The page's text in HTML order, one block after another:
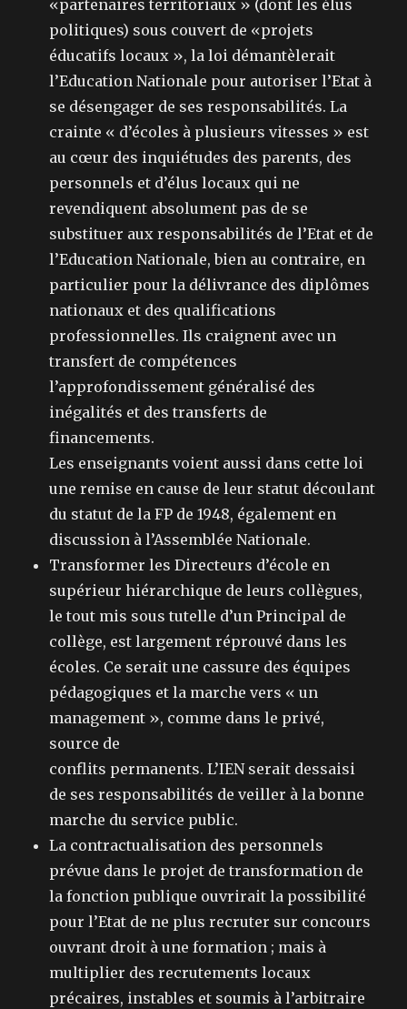
«partenaires territoriaux » (dont les élus
politiques) sous couvert de «projets
éducatifs locaux », la loi démantèlerait
l’Education Nationale pour autoriser l’Etat à
se désengager de ses responsabilités. La
crainte « d’écoles à plusieurs vitesses » est
au cœur des inquiétudes des parents, des
personnels et d’élus locaux qui ne
revendiquent absolument pas de se
substituer aux responsabilités de l’Etat et de
l’Education Nationale, bien au contraire, en
particulier pour la délivrance des diplômes
nationaux et des qualifications
professionnelles. Ils craignent avec un
transfert de compétences
l’approfondissement généralisé des
inégalités et des transferts de
financements.
Les enseignants voient aussi dans cette loi
une remise en cause de leur statut découlant
du statut de la FP de 1948, également en
discussion à l’Assemblée Nationale.
Transformer les Directeurs d’école en
supérieur hiérarchique de leurs collègues,
le tout mis sous tutelle d’un Principal de
collège, est largement réprouvé dans les
écoles. Ce serait une cassure des équipes
pédagogiques et la marche vers « un
management », comme dans le privé,
source de
conflits permanents. L’IEN serait dessaisi
de ses responsabilités de veiller à la bonne
marche du service public.
La contractualisation des personnels
prévue dans le projet de transformation de
la fonction publique ouvrirait la possibilité
pour l’Etat de ne plus recruter sur concours
ouvrant droit à une formation ; mais à
multiplier des recrutements locaux
précaires, instables et soumis à l’arbitraire